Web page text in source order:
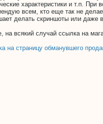
характеристики и т.п. При
всем, кто еще так не
делать скриншоты или даже
на всякий случай ссылка на
на страницу обманувшего